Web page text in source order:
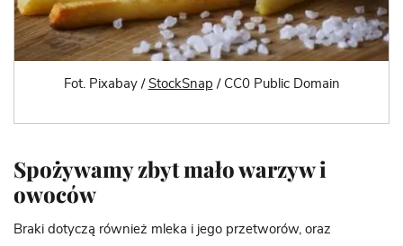
Fot. Pixabay / StockSnap / CC0 Public Domain
Spożywamy zbyt mało warzyw i
owoców
Braki dotyczą również mleka i jego przetworów, oraz